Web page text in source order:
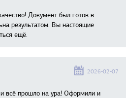
Документ был готов в
результатом. Вы настоящие
ещё.
2026-02-07
всё прошло на ура! Оформили и